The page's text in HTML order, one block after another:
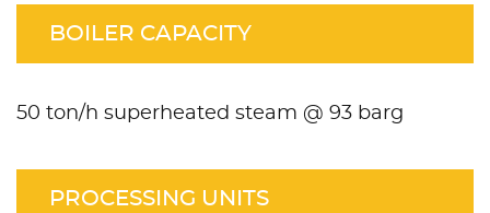
BOILER CAPACITY
50 ton/h superheated steam @ 93 barg
PROCESSING UNITS